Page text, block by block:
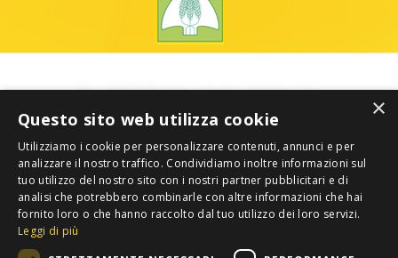
×
Questo sito web utilizza cookie
Utilizziamo i cookie per personalizzare contenuti, annunci e per
analizzare il nostro traffico. Condividiamo inoltre informazioni sul
tuo utilizzo del nostro sito con i nostri partner pubblicitari e di
analisi che potrebbero combinarle con altre informazioni che hai
fornito loro o che hanno raccolto dal tuo utilizzo dei loro servizi.
Leggi di più